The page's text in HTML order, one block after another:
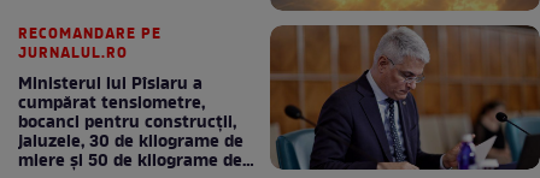
RECOMANDARE PE
JURNALUL.RO
Ministerul lui Pîslaru a
cumpărat tensiometre,
bocanci pentru construcții,
jaluzele, 30 de kilograme de
miere și 50 de kilograme de